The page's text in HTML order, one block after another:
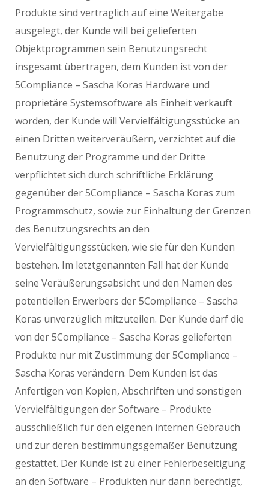
Produkte sind vertraglich auf eine Weitergabe
ausgelegt, der Kunde will bei gelieferten
Objektprogrammen sein Benutzungsrecht
insgesamt übertragen, dem Kunden ist von der
5Compliance – Sascha Koras Hardware und
proprietäre Systemsoftware als Einheit verkauft
worden, der Kunde will Vervielfältigungsstücke an
einen Dritten weiterveräußern, verzichtet auf die
Benutzung der Programme und der Dritte
verpflichtet sich durch schriftliche Erklärung
gegenüber der 5Compliance – Sascha Koras zum
Programmschutz, sowie zur Einhaltung der Grenzen
des Benutzungsrechts an den
Vervielfältigungsstücken, wie sie für den Kunden
bestehen. Im letztgenannten Fall hat der Kunde
seine Veräußerungsabsicht und den Namen des
potentiellen Erwerbers der 5Compliance – Sascha
Koras unverzüglich mitzuteilen. Der Kunde darf die
von der 5Compliance – Sascha Koras gelieferten
Produkte nur mit Zustimmung der 5Compliance –
Sascha Koras verändern. Dem Kunden ist das
Anfertigen von Kopien, Abschriften und sonstigen
Vervielfältigungen der Software – Produkte
ausschließlich für den eigenen internen Gebrauch
und zur deren bestimmungsgemäßer Benutzung
gestattet. Der Kunde ist zu einer Fehlerbeseitigung
an den Software – Produkten nur dann berechtigt,